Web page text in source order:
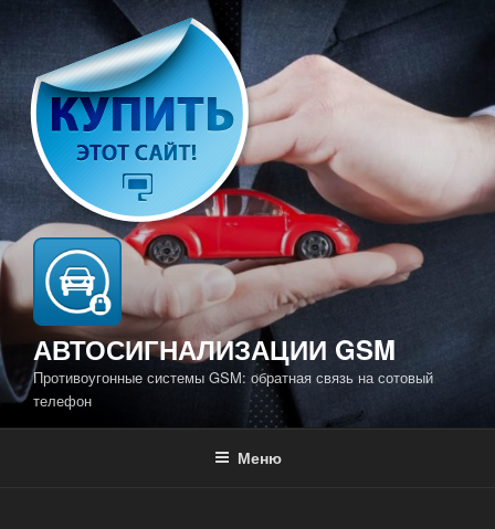
содержимому
АВТОСИГНАЛИЗАЦИИ GSM
Противоугонные системы GSM: обратная связь на сотовый
телефон
Меню